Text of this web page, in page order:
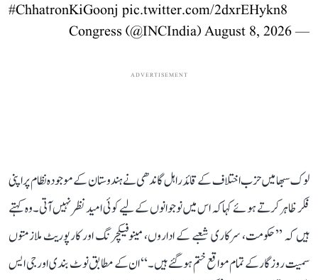
#ChhatronKiGoonj pic.twitter.com/2dxrEHykn8
— Congress (@INCIndia)
August 8, 2026
ADVERTISEMENT
لوک سبھا میں حزب اختلاف کے قائد راہل گاندھی نے ہندوستان کے موجودہ نظام پر اپنی
فکر ظاہر کرتے ہوئے کہا کہ اس میں نوجوانوں کے لیے کوئی امید نظر نہیں آتی۔ وہ کہتے
ہیں کہ ’’حکومت، سرکاری شعبے کے اداروں، مینوفیکچرنگ اور کارپوریٹ ملازمتوں
سمیت روزگار کے تمام مواقع ختم ہو گئے ہیں۔‘‘ ان کے مطابق نوٹ بندی اور جی ایس